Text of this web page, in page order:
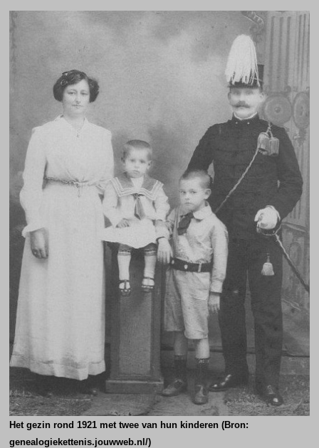
Het gezin rond 1921 met twee van hun kinderen (Bron:
genealogiekettenis.jouwweb.nl/)